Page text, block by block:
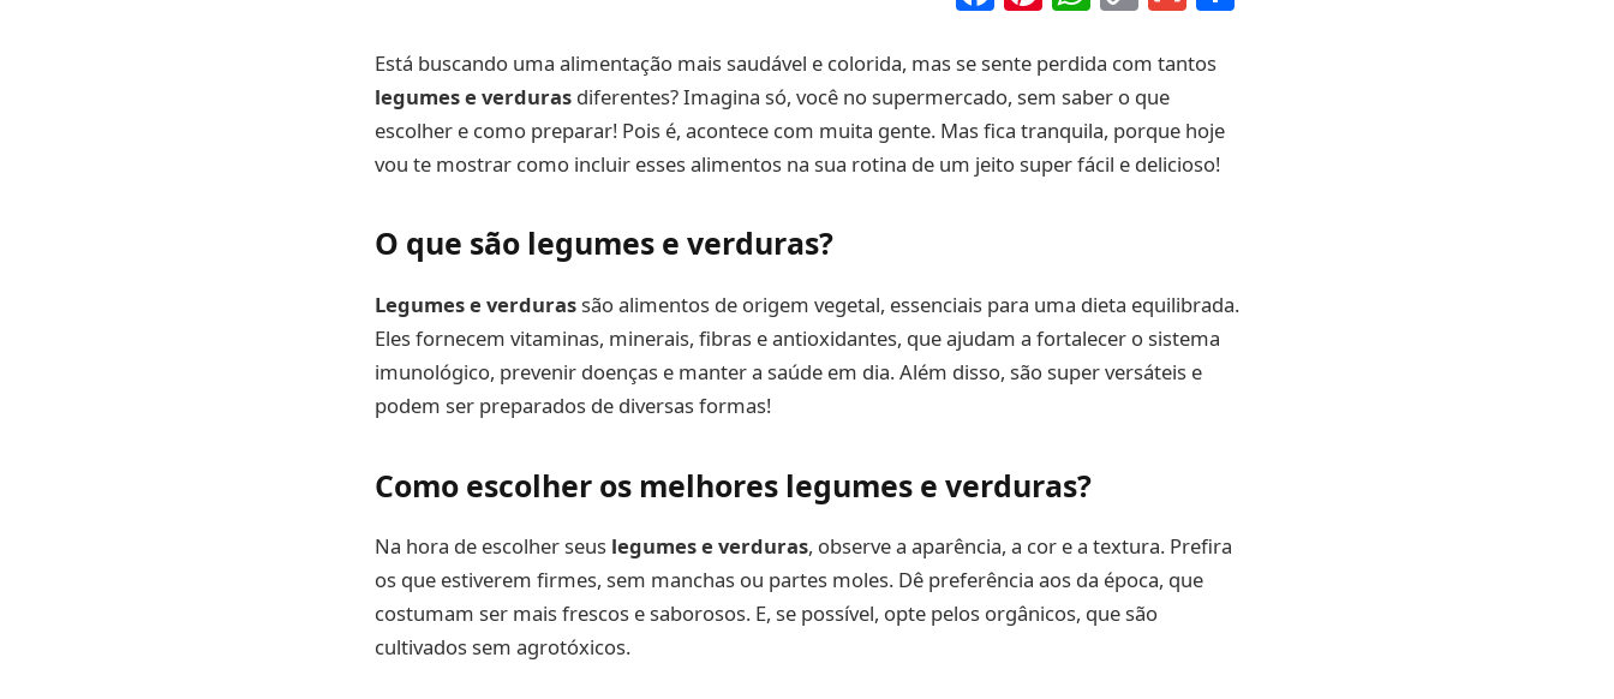
Está buscando uma alimentação mais saudável e colorida, mas se sente perdida com tantos
legumes e verduras diferentes? Imagina só, você no supermercado, sem saber o que
escolher e como preparar! Pois é, acontece com muita gente. Mas fica tranquila, porque hoje
vou te mostrar como incluir esses alimentos na sua rotina de um jeito super fácil e delicioso!
O que são legumes e verduras?
Legumes e verdurassão alimentos de origem vegetal, essenciais para uma dieta equilibrada.
Eles fornecem vitaminas, minerais, fibras e antioxidantes, que ajudam a fortalecer o sistema
imunológico, prevenir doenças e manter a saúde em dia. Além disso, são super versáteis e
podem ser preparados de diversas formas!
Como escolher os melhores legumes e verduras?
Na hora de escolher seus legumes e verduras, observe a aparência, a cor e a textura. Prefira
os que estiverem firmes, sem manchas ou partes moles. Dê preferência aos da época, que
costumam ser mais frescos e saborosos. E, se possível, opte pelos orgânicos, que são
cultivados sem agrotóxicos.